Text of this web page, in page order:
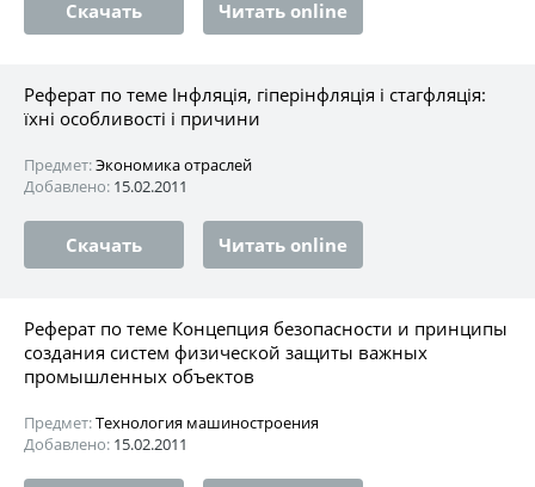
Скачать Читать online
Реферат по теме Інфляція, гіперінфляція і стагфляція:
їхні особливості і причини
Предмет:Экономика отраслей
Добавлено: 15.02.2011
Скачать Читать online
Реферат по теме Концепция безопасности и принципы
создания систем физической защиты важных
промышленных объектов
Предмет:Технология машиностроения
Добавлено: 15.02.2011